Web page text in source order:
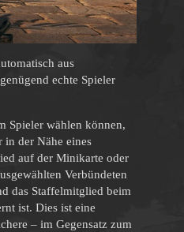
aus
echte Spieler
Spieler wählen können,
in der Nähe eines
auf der Minikarte oder
Verbündeten
das Staffelmitglied beim
ist. Dies ist eine
– im Gegensatz zum